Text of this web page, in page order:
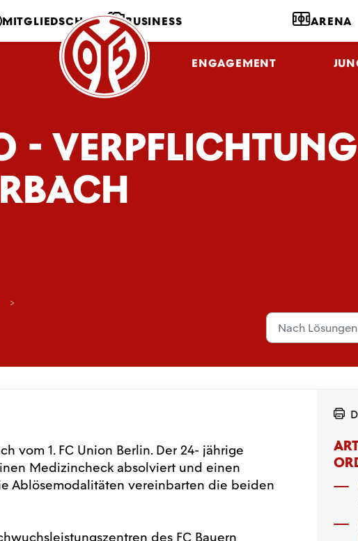
MITGLIEDSCHAFT BUSINESS ARENA
NLZ FANS ENGAGEMENT
- VERPFLICHTUNG
vom 1. FC Union Berlin. Der 24- jährige
Medizincheck absolviert und einen
Ablösemodalitäten vereinbarten die beiden
des FC Bayern